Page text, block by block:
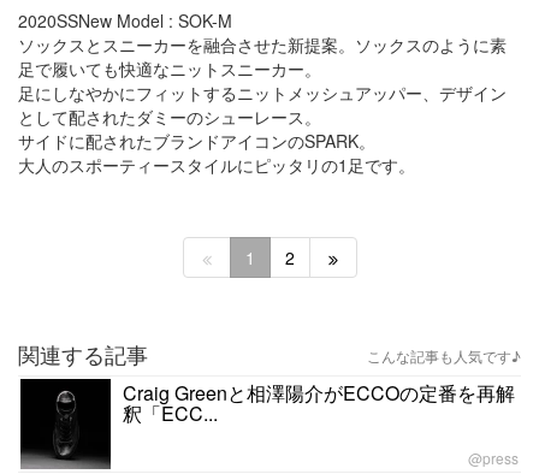
2020SSNew Model : SOK-M
ソックスとスニーカーを融合させた新提案。ソックスのように素
足で履いても快適なニットスニーカー。
足にしなやかにフィットするニットメッシュアッパー、デザイン
として配されたダミーのシューレース。
サイドに配されたブランドアイコンのSPARK。
大人のスポーティースタイルにピッタリの1足です。
1 2
関連する記事 こんな記事も人気です♪
Craig Greenと相澤陽介がECCOの定番を再解
釈「ECC...
@press